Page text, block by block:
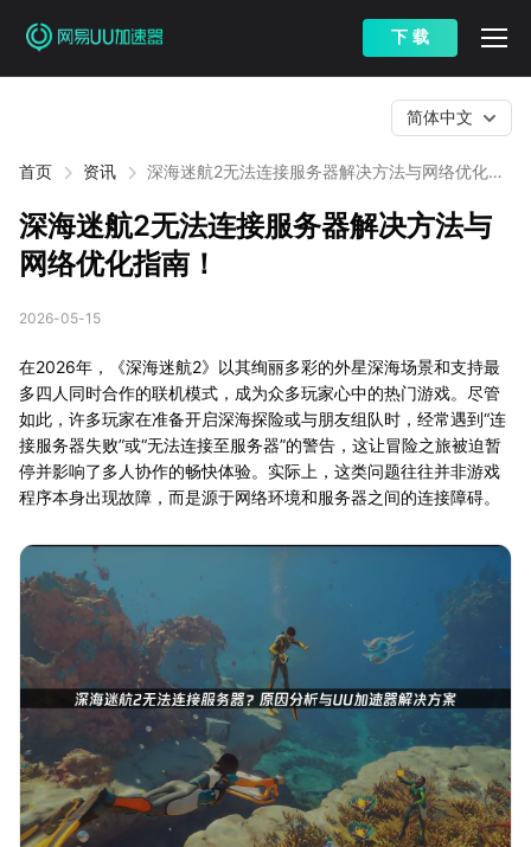
下 载
首页 资讯
深海迷航2无法连接服务器解决方法与网络优化指
简体中文
深海迷航2无法连接服务器解决方法与
网络优化指南！
2026-05-15
在2026年，《深海迷航2》以其绚丽多彩的外星深海场景和支持最
多四人同时合作的联机模式，成为众多玩家心中的热门游戏。尽管
如此，许多玩家在准备开启深海探险或与朋友组队时，经常遇到“连
接服务器失败”或“无法连接至服务器”的警告，这让冒险之旅被迫暂
停并影响了多人协作的畅快体验。实际上，这类问题往往并非游戏
程序本身出现故障，而是源于网络环境和服务器之间的连接障碍。